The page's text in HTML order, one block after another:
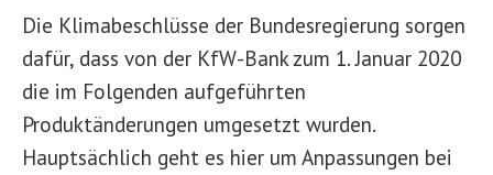
Die Klimabeschlüsse der Bundesregierung sorgen
dafür, dass von der KfW-Bank zum 1. Januar 2020
die im Folgenden aufgeführten
Produktänderungen umgesetzt wurden.
Hauptsächlich geht es hier um Anpassungen bei